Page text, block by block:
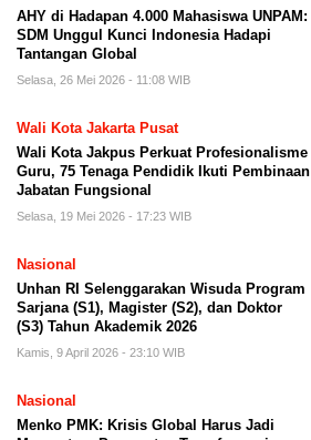
AHY di Hadapan 4.000 Mahasiswa UNPAM:
SDM Unggul Kunci Indonesia Hadapi
Tantangan Global
Selasa, 26 Mei 2026 - 11:08 WIB
Wali Kota Jakarta Pusat
Wali Kota Jakpus Perkuat Profesionalisme
Guru, 75 Tenaga Pendidik Ikuti Pembinaan
Jabatan Fungsional
Selasa, 19 Mei 2026 - 17:23 WIB
Nasional
Unhan RI Selenggarakan Wisuda Program
Sarjana (S1), Magister (S2), dan Doktor
(S3) Tahun Akademik 2026
Kamis, 9 April 2026 - 23:10 WIB
Nasional
Menko PMK: Krisis Global Harus Jadi